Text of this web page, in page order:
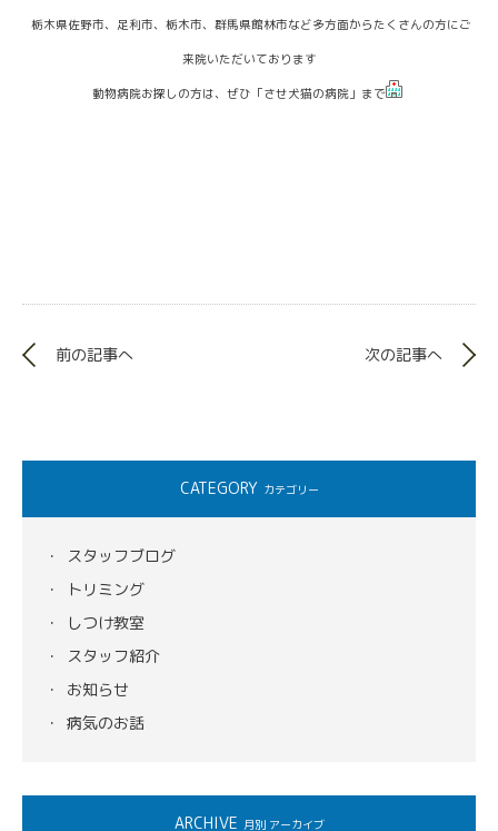
栃木県佐野市、足利市、栃木市、群馬県館林市など多方面からたくさんの方にご
来院いただいております
動物病院お探しの方は、ぜひ「させ犬猫の病院」まで
前の記事へ 次の記事へ
CATEGORY カテゴリー
スタッフブログ
トリミング
しつけ教室
スタッフ紹介
お知らせ
病気のお話
ARCHIVE 月別 アーカイブ